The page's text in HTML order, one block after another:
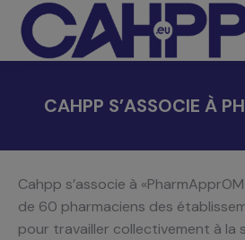
CAHPP S’ASSOCIE À
Cahpp s’associe à
de 60 pharmaciens des
pour travailler collectivement à la